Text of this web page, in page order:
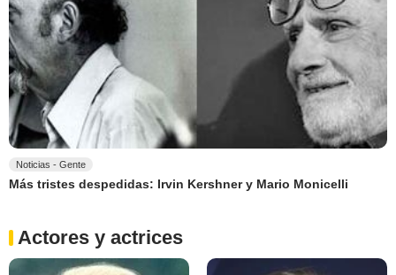
Noticias - Gente
Más tristes despedidas: Irvin Kershner y Mario Monicelli
Actores y actrices